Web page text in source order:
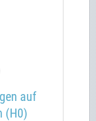
auf
(H0)